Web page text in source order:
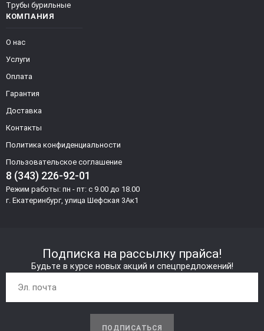
КОМПАНИЯ
О нас
Услуги
Оплата
Гарантия
Доставка
Контакты
Политика конфиденциальности
Пользовательское соглашение
8 (343) 226-92-01
Режим работы: пн - пт: с 9.00 до 18.00
г. Екатеринбург, улица Шефская 3Ак1
Трубы бурильные
Подписка на рассылку прайса!
Будьте в курсе новых акций и спецпредложений!
ПОДПИСАТЬСЯ